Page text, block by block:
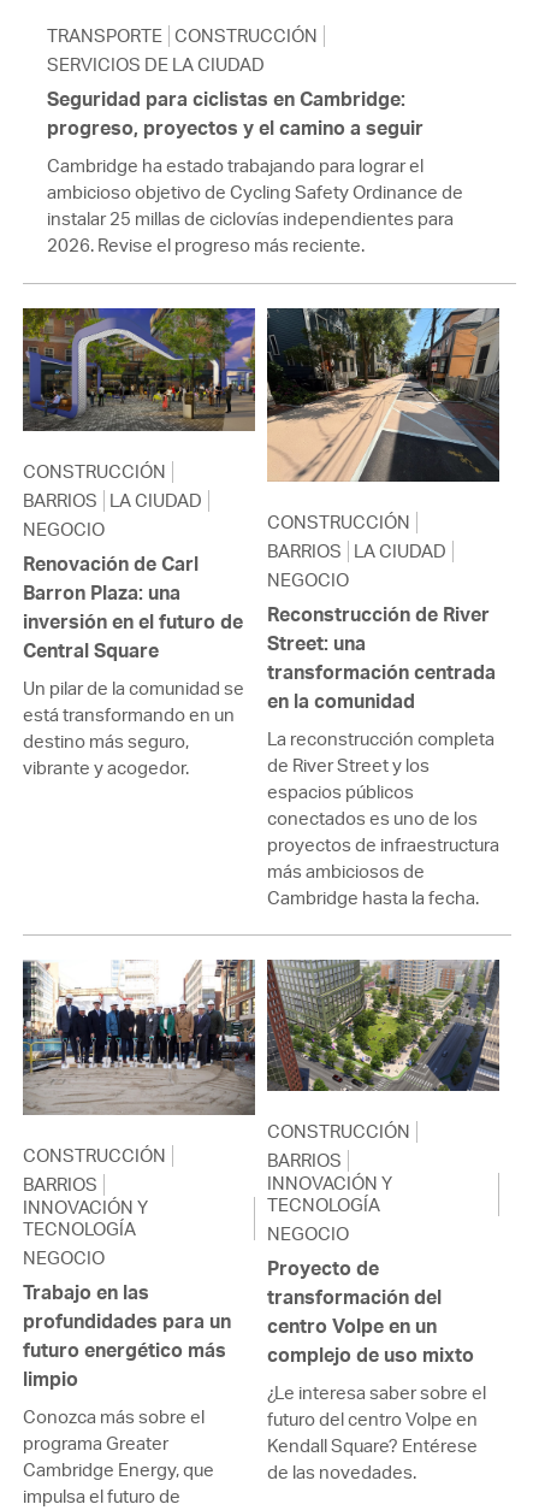
TRANSPORTE CONSTRUCCIÓN
SERVICIOS DE LA CIUDAD
Seguridad para ciclistas en Cambridge:
progreso, proyectos y el camino a seguir
Cambridge ha estado trabajando para lograr el
ambicioso objetivo de Cycling Safety Ordinance de
instalar 25 millas de ciclovías independientes para
2026. Revise el progreso más reciente.
CONSTRUCCIÓN
BARRIOS
LA CIUDAD
NEGOCIO
Renovación de Carl
Barron Plaza: una
inversión en el futuro de
Central Square
Un pilar de la comunidad se
está transformando en un
destino más seguro,
vibrante y acogedor.
CONSTRUCCIÓN
BARRIOS
LA CIUDAD
NEGOCIO
Reconstrucción de River
Street: una
transformación centrada
en la comunidad
La reconstrucción completa
de River Street y los
espacios públicos
conectados es uno de los
proyectos de infraestructura
más ambiciosos de
Cambridge hasta la fecha.
CONSTRUCCIÓN
BARRIOS
INNOVACIÓN Y
TECNOLOGÍA
NEGOCIO
Trabajo en las
profundidades para un
futuro energético más
limpio
Conozca más sobre el
programa Greater
Cambridge Energy, que
impulsa el futuro de
CONSTRUCCIÓN
BARRIOS
INNOVACIÓN Y
TECNOLOGÍA
NEGOCIO
Proyecto de
transformación del
centro Volpe en un
complejo de uso mixto
¿Le interesa saber sobre el
futuro del centro Volpe en
Kendall Square? Entérese
de las novedades.